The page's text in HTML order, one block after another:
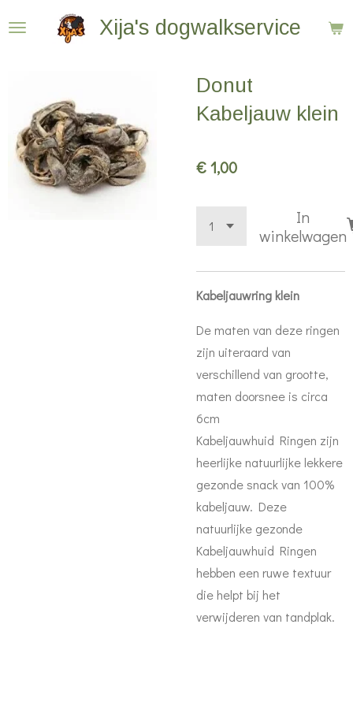
hoofdinhoud
Xija's dogwalkservice
Donut
Kabeljauw klein
€ 1,00
In
winkelwagen
Kabeljauwring klein
De maten van deze ringen
zijn uiteraard van
verschillend van grootte,
maten doorsnee is circa
6cm
Kabeljauwhuid Ringen zijn
heerlijke natuurlijke lekkere
gezonde snack van 100%
kabeljauw. Deze
natuurlijke gezonde
Kabeljauwhuid Ringen
hebben een ruwe textuur
die helpt bij het
verwijderen van tandplak.